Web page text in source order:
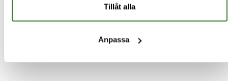
Tillåt alla
Anpassa
Vi söker en erfaren och serviceinriktad
Housekeeper till vårt team.